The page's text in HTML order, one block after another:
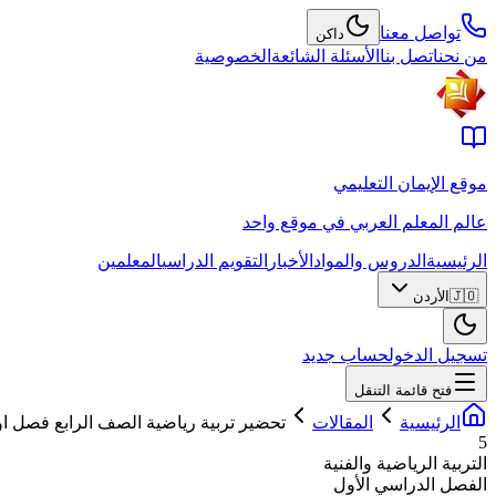
تواصل معنا داكن
من نحناتصل بنا الأسئلة الشائعة الخصوصية
موقع الإيمان التعليمي
عالم المعلم العربي في موقع واحد
الرئيسية الدروس والمواد الأخبار التقويم الدراسيالمعلمين
🇯🇴 الأردن
تسجيل الدخولحساب جديد
فتح قائمة التنقل
الرئيسية المقالات
تحضير تربية رياضية الصف الرابع فصل
5
التربية الرياضية والفنية
الفصل الدراسي الأول